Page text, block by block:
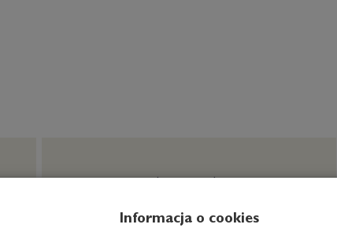
Informacja o cookies